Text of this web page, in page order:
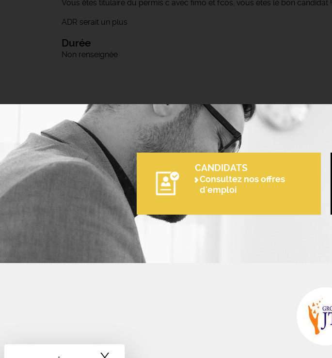
Vous êtes titulaire du permis c avec fimo et fcos, vous etes le bon candidat !
ADR serait un plus
Durée
Non renseignée
CANDIDATS
Consultez nos offres
d'emploi